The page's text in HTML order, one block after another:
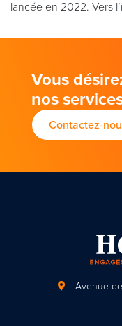
lancée en 2022. Vers
Vous
nos
Contactez-
Avenue